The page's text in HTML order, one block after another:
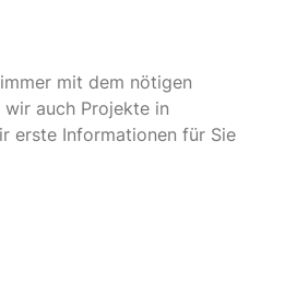
mit dem nötigen
wir auch Projekte in
erste Informationen für Sie